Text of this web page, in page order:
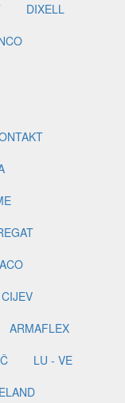
DIXELL
ARMAFLEX
LU - VE